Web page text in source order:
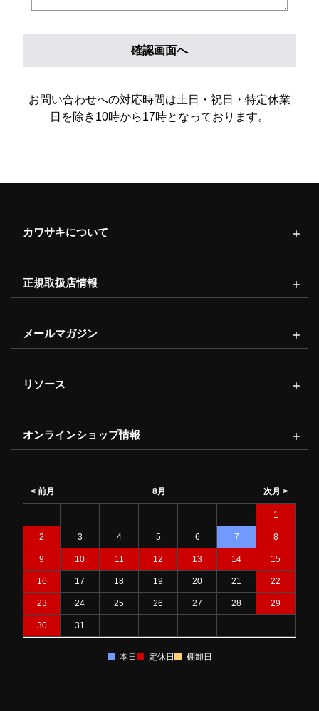
お問い合わせへの対応時間は土日・祝日・特定休業
日を除き10時から17時となっております。
カワサキについて
正規取扱店情報
メールマガジン
リソース
オンラインショップ情報
8月
< 前月 次月 >
1
2 3 4 5 6 7 8
9 10 11 12 13 14 15
16 17 18 19 20 21 22
23 24 25 26 27 28 29
30 31
本日 定休日 棚卸日